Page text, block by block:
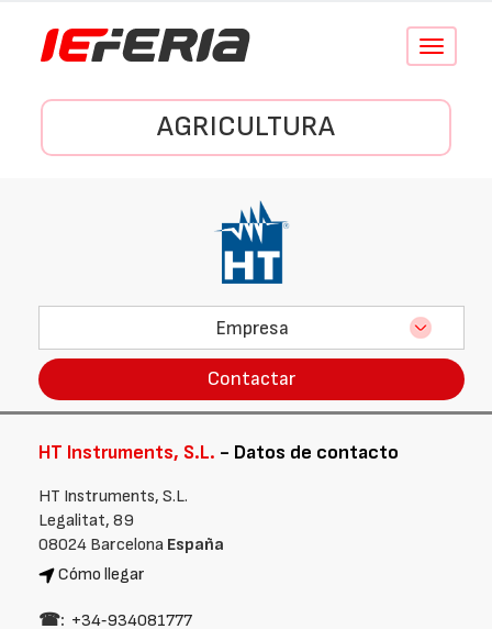
Conmutar
AGRICULTURA
Empresa
Contactar
HT Instruments, S.L. - Datos de contacto
HT Instruments, S.L.
Legalitat, 89
08024 Barcelona España
Cómo llegar
☎: +34‑934081777